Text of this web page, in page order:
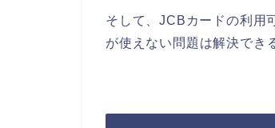
そして、JCBカードの利用
が使えない問題は解決でき